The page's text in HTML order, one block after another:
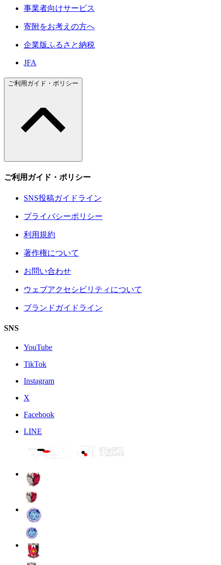
事業者向けサービス
寄附をお考えの方へ
企業版ふるさと納税
JFA
ご利用ガイド・ポリシー
ご利用ガイド・ポリシー
SNS投稿ガイドライン
プライバシーポリシー
利用規約
著作権について
お問い合わせ
ウェブアクセシビリティについて
ブランドガイドライン
SNS
YouTube
TikTok
Instagram
X
Facebook
LINE